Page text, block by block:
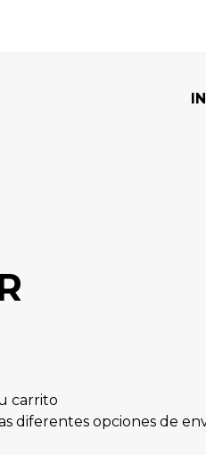
carrito
diferentes opciones de